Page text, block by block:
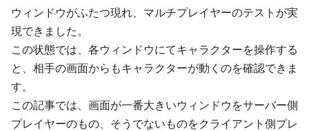
ウィンドウがふたつ現れ、マルチプレイヤーのテストが実
現できました。
この状態では、各ウィンドウにてキャラクターを操作する
と、相手の画面からもキャラクターが動くのを確認できま
す。
この記事では、画面が一番大きいウィンドウをサーバー側
プレイヤーのもの、そうでないものをクライアント側プレ